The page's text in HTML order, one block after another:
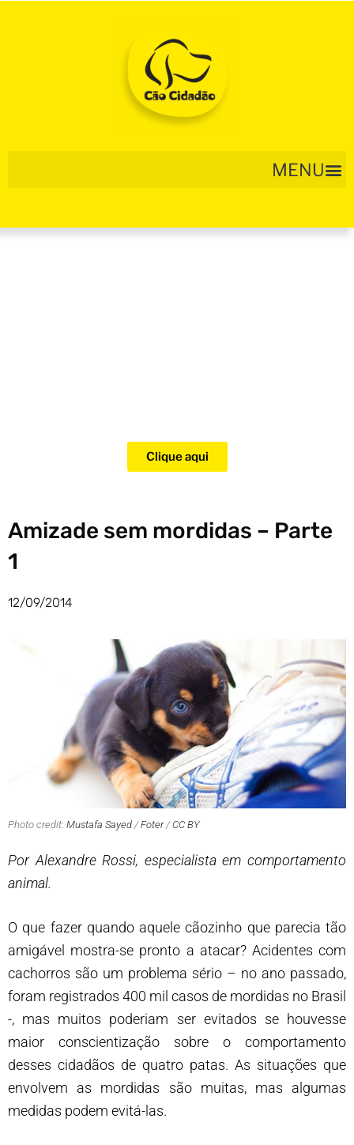
Clique aqui
Amizade sem mordidas – Parte
1
12/09/2014
Photo credit: Mustafa Sayed /Foter/CC BY
Por Alexandre Rossi, especialista em comportamento
animal.
O que fazer quando aquele cãozinho que parecia tão
amigável mostra-se pronto a atacar? Acidentes com
cachorros são um problema sério – no ano passado,
foram registrados 400 mil casos de mordidas no Brasil
-, mas muitos poderiam ser evitados se houvesse
maior conscientização sobre o comportamento
desses cidadãos de quatro patas. As situações que
envolvem as mordidas são muitas, mas algumas
medidas podem evitá-las.